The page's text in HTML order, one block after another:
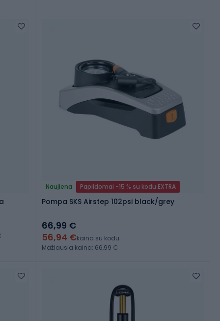
Naujiena Papildomai -15 % su kodu EXTRA
Pompa SKS Airstep 102psi black/grey
66,99 €
56,94 €kaina su kodu
Mažiausia kaina: 66,99 €